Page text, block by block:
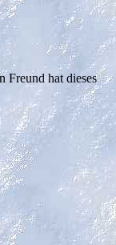
Freund hat dieses